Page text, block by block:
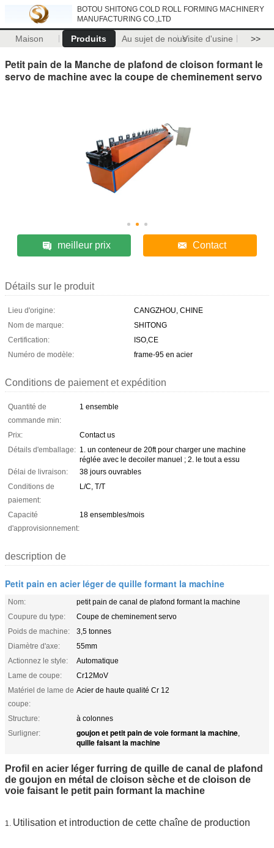
BOTOU SHITONG COLD ROLL FORMING MACHINERY
MANUFACTURING CO.,LTD
Maison Produits Au sujet de nousVisite d'usine >>
Petit pain de la Manche de plafond de cloison formant le
servo de machine avec la coupe de cheminement servo
meilleur prix Contact
Détails sur le produit
Lieu d'origine:
CANGZHOU, CHINE
Nom de marque:
SHITONG
Certification:
ISO,CE
Numéro de modèle:
frame-95 en acier
Conditions de paiement et expédition
Quantité de
commande min:
1 ensemble
Prix:
Contact us
Détails d'emballage: 1. un conteneur de 20ft pour charger une machine
réglée avec le decoiler manuel ; 2. le tout a essu
Délai de livraison:
38 jours ouvrables
Conditions de
paiement:
L/C, T/T
Capacité
d'approvisionnement:
18 ensembles/mois
description de
Petit pain en acier léger de quille formant la machine
Nom:
petit pain de canal de plafond formant la machine
Coupure du type:
Coupe de cheminement servo
Poids de machine:
3,5 tonnes
Diamètre d'axe:
55mm
Actionnez le style:
Automatique
Lame de coupe:
Cr12MoV
Matériel de lame de
coupe:
Acier de haute qualité Cr 12
Structure:
à colonnes
Surligner:
goujon et petit pain de voie formant la machine,
quille faisant la machine
Profil en acier léger furring de quille de canal de plafond
de goujon en métal de cloison sèche et de cloison de
voie faisant le petit pain formant la machine
1. Utilisation et introduction de cette chaîne de production